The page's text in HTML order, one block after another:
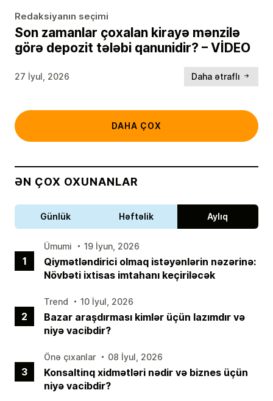
Redaksiyanın seçimi
Son zamanlar çoxalan kirayə mənzilə
görə depozit tələbi qanunidir? – VİDEO
27 İyul, 2026 Daha ətraflı
DAHA ÇOX
ƏN ÇOX OXUNANLAR
Günlük Həftəlik Aylıq
1
Ümumi 19 İyun, 2026
Qiymətləndirici olmaq istəyənlərin nəzərinə:
Növbəti ixtisas imtahanı keçiriləcək
2
Trend 10 İyul, 2026
Bazar araşdırması kimlər üçün lazımdır və
niyə vacibdir?
3
Önə çıxanlar 08 İyul, 2026
Konsaltinq xidmətləri nədir və biznes üçün
niyə vacibdir?